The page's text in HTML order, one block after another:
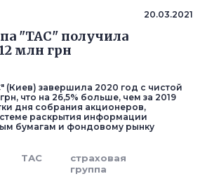
20.03.2021
"ТАС" получила
млн грн
(Киев) завершила 2020 год с чистой
что на 26,5% больше, чем за 2019
дня собрания акционеров,
раскрытия информации
бумагам и фондовому рынку
ТАС
страховая
группа